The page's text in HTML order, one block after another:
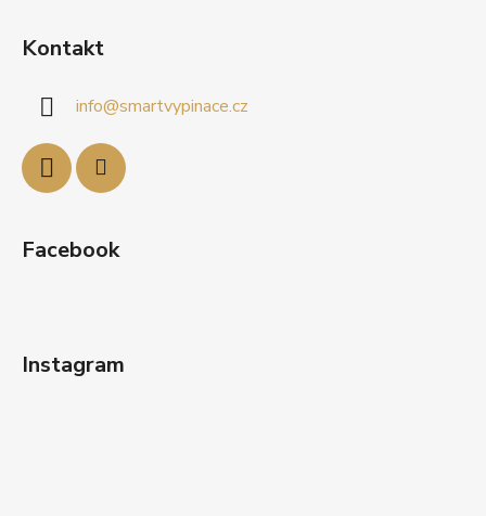
Kontakt
info@smartvypinace.cz
Facebook
Instagram